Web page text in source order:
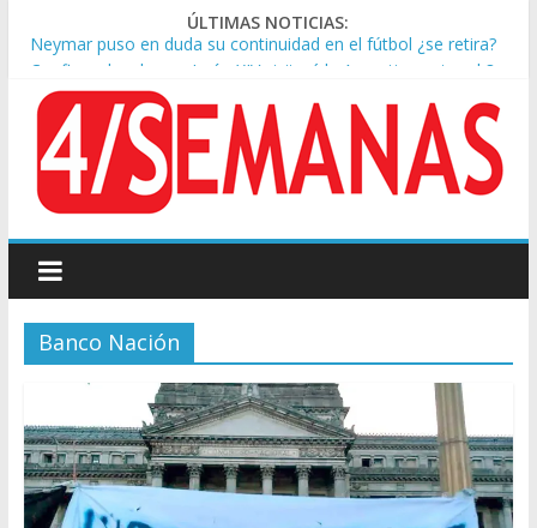
ÚLTIMAS NOTICIAS:
Neymar puso en duda su continuidad en el fútbol ¿se retira?
Confirmado: el papa León XIV visitará la Argentina entre el 8 y
el 11 de noviembre
Crisis diplomática: Brasil retiró a su embajador de la Argentina
tras los insultos de Milei a Lula
Dos encuestas muestran a Javier Milei alejándose de la
posibilidad de reelegir en primera vuelta
Elpidio González: Un Caballero ejemplar
Banco Nación